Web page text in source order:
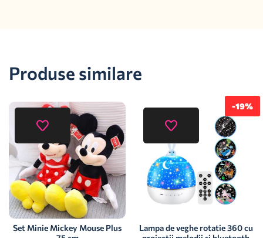
Produse similare
Set Minie Mickey Mouse Plus
-19%
Lampa de veghe rotatie 360 cu